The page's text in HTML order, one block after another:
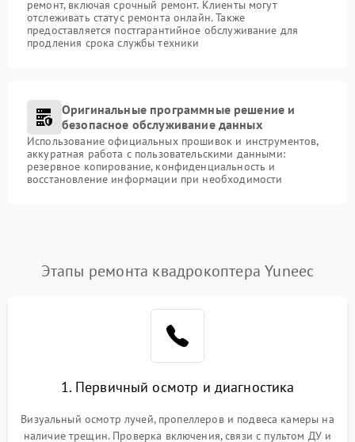
ремонт, включая срочный ремонт. Клиенты могут
отслеживать статус ремонта онлайн. Также
предоставляется постгарантийное обслуживание для
продления срока службы техники
Оригинальные программные решение и
безопасное обслуживание данных
Использование официальных прошивок и инструментов,
аккуратная работа с пользовательскими данными:
резервное копирование, конфиденциальность и
восстановление информации при необходимости
Этапы ремонта квадрокоптера Yuneec
1. Первичный осмотр и диагностика
Визуальный осмотр лучей, пропеллеров и подвеса камеры на
наличие трещин. Проверка включения, связи с пультом ДУ и